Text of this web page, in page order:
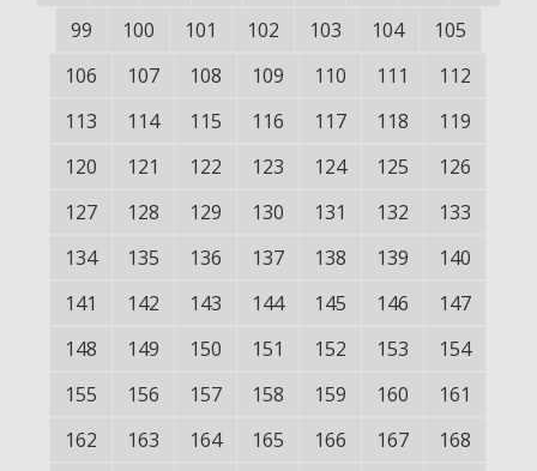
99
100 101 102 103 104
105
106
107 108 109 110 111
112
113
114 115 116 117 118
119
120
121 122 123 124 125
126
127
128 129 130 131 132
133
134
135 136 137 138 139
140
141
142 143 144 145 146
147
148
149 150 151 152 153
154
155
156 157 158 159 160
161
162
163 164 165 166 167
168